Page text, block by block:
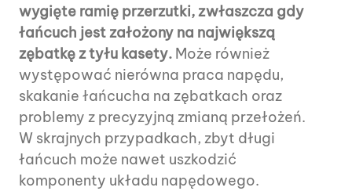
wygięte ramię przerzutki, zwłaszcza gdy
łańcuch jest założony na największą
zębatkę z tyłu kasety. Może również
występować nierówna praca napędu,
skakanie łańcucha na zębatkach oraz
problemy z precyzyjną zmianą przełożeń.
W skrajnych przypadkach, zbyt długi
łańcuch może nawet uszkodzić
komponenty układu napędowego.